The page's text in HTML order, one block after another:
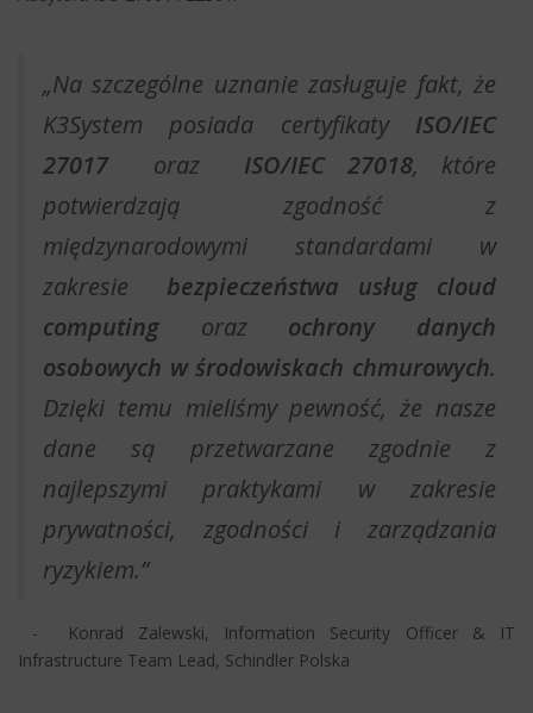
„Na szczególne uznanie zasługuje fakt, że
K3System posiada certyfikaty ISO/IEC
27017 oraz ISO/IEC 27018, które
potwierdzają zgodność z
międzynarodowymi standardami w
zakresie bezpieczeństwa usług cloud
computing oraz ochrony danych
osobowych w środowiskach chmurowych.
Dzięki temu mieliśmy pewność, że nasze
dane są przetwarzane zgodnie z
najlepszymi praktykami w zakresie
prywatności, zgodności i zarządzania
ryzykiem.”
- Konrad Zalewski, Information Security Officer & IT
Infrastructure Team Lead, Schindler Polska